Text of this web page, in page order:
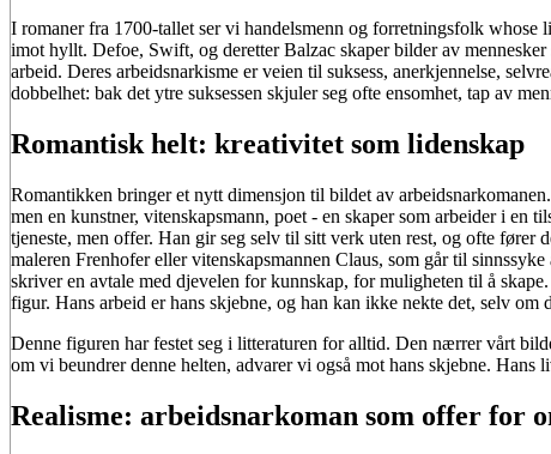
I romaner fra 1700-tallet ser vi handelsmenn og forretningsfolk
imot hyllt. Defoe, Swift, og deretter Balzac skaper bilder av
arbeid. Deres arbeidsnarkisme er veien til suksess, anerkjennelse,
dobbelhet: bak det ytre suksessen skjuler seg ofte ensomhet, tap av
Romantisk helt: kreativitet som lidenskap
Romantikken bringer et nytt dimensjon til bildet av
men en kunstner, vitenskapsmann, poet - en skaper som arbeider i en
tjeneste, men offer. Han gir seg selv til sitt verk uten rest, og ofte fører
maleren Frenhofer eller vitenskapsmannen Claus, som går til
skriver en avtale med djevelen for kunnskap, for muligheten til å
figur. Hans arbeid er hans skjebne, og han kan ikke nekte det, selv om
Denne figuren har festet seg i litteraturen for alltid. Den nærrer vårt
om vi beundrer denne helten, advarer vi også mot hans skjebne. Hans
Realisme: arbeidsnarkoman som offer for